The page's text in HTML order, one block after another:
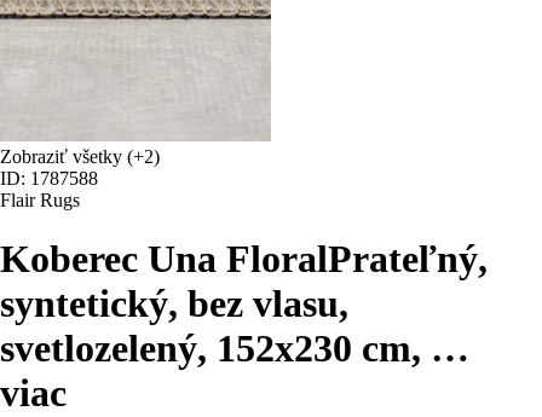
Zobraziť všetky (+2)
ID: 1787588
Flair Rugs
Koberec Una FloralPrateľný,
syntetický, bez vlasu,
svetlozelený, 152x230 cm, …
viac